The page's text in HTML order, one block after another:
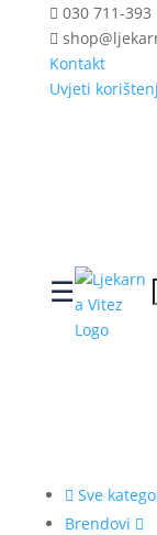
030 711-393
Kontakt
Uvjeti
☰
Sve
Brendovi